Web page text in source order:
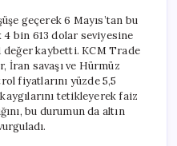
geçerek 6 Mayıs’tan bu
bin 613 dolar seviyesine
değer kaybetti. KCM Trade
İran savaşı ve Hürmüz
fiyatlarını yüzde 5,5
tetikleyerek faiz
bu durumun da altın